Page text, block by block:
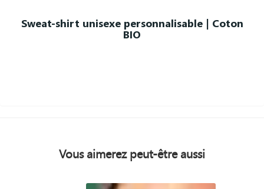
Sweat-shirt unisexe personnalisable | Coton
BIO
Vous aimerez peut-être aussi